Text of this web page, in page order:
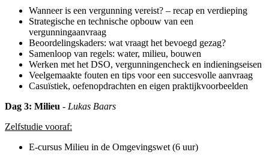
Wanneer is een vergunning vereist? – recap en verdieping
Strategische en technische opbouw van een
vergunningaanvraag
Beoordelingskaders: wat vraagt het bevoegd gezag?
Samenloop van regels: water, milieu, bouwen
Werken met het DSO, vergunningencheck en indieningseisen
Veelgemaakte fouten en tips voor een succesvolle aanvraag
Casuïstiek, oefenopdrachten en eigen praktijkvoorbeelden
Dag 3: Milieu - Lukas Baars
Zelfstudie vooraf:
E-cursus Milieu in de Omgevingswet (6 uur)